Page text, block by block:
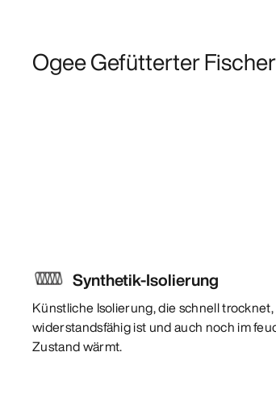
Ogee Gefütterter
Synthetik-Isolierung
Künstliche Isolierung, die schnell trocknet,
widerstandsfähig ist und auch noch im
Zustand wärmt.